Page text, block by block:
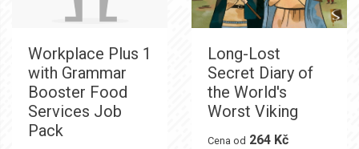
Workplace Plus 1
with Grammar
Booster Food
Services Job
Pack
Long-Lost
Secret Diary of
the World's
Worst Viking
Cena od 264 Kč